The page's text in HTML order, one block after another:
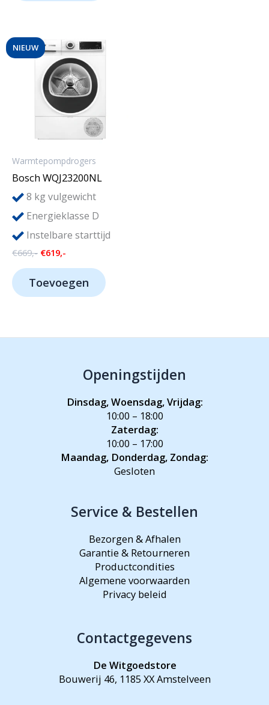
NIEUW
Warmtepompdrogers
Bosch WQJ23200NL
8 kg vulgewicht
Energieklasse D
Instelbare starttijd
€669,- Oorspronkelijke
€669,-.
€619,-
€619,-.
Toevoegen
Openingstijden
Dinsdag, Woensdag, Vrijdag:
10:00 – 18:00
Zaterdag:
10:00 – 17:00
Maandag, Donderdag, Zondag:
Gesloten
Service & Bestellen
Bezorgen & Afhalen
Garantie & Retourneren
Productcondities
Algemene voorwaarden
Privacy beleid
Contactgegevens
De Witgoedstore
Bouwerij 46, 1185 XX Amstelveen